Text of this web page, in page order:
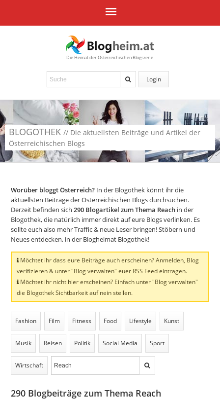
Die Heimat der Österreichischen Blogszene
Login
BLOGOTHEK // Die aktuellsten Beiträge und Artikel der
Österreichischen Blogs
Worüber bloggt Österreich? In der Blogothek könnt ihr die
aktuellsten Beiträge der Österreichischen Blogs durchsuchen.
Derzeit befinden sich290 Blogartikel zum Thema Reach in der
Blogothek, die natürlich immer direkt auf eure Blogs verlinken. Es
sollte euch also mehr Traffic & neue Leser bringen! Stöbern und
Neues entdecken, in der Blogheimat Blogothek!
Möchtet ihr dass eure Beiträge auch erscheinen? Anmelden, Blog
verifizieren & unter "Blog verwalten" euer RSS Feed eintragen.
Möchtet ihr nicht hier erscheinen? Einfach unter "Blog verwalten"
die Blogothek Sichtbarkeit auf nein stellen.
Fashion Film Fitness Food Lifestyle Kunst
Musik Reisen Politik Social Media Sport
Wirtschaft
290 Blogbeiträge zum Thema Reach